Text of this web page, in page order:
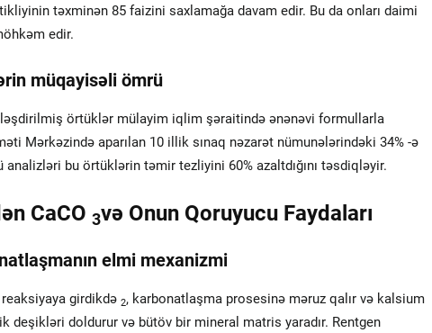
təxminən 85 faizini saxlamağa davam edir. Bu da onları daimi
edir.
müqayisəli ömrü
örtüklər mülayim iqlim şəraitində ənənəvi formullarla
Mərkəzində aparılan 10 illik sınaq nəzarət nümunələrindəki 34% -ə
bu örtüklərin təmir tezliyini 60% azaltdığını təsdiqləyir.
CaCO 3və Onun Qoruyucu Faydaları
elmi mexanizmi
girdikdə 2, karbonatlaşma prosesinə məruz qalır və kalsium
deşikləri doldurur və bütöv bir mineral matris yaradır. Rentgen